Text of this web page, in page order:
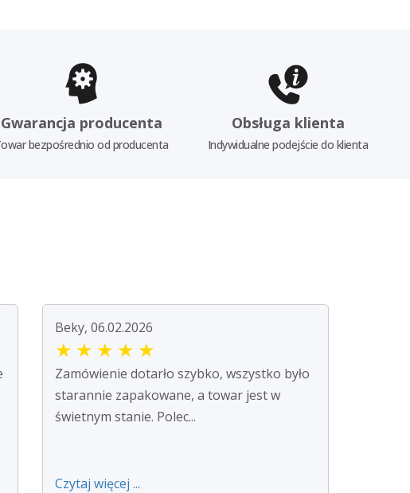
Gwarancja producenta
bezpośrednio od producenta
Obsługa klienta
Indywidualne podejście do klienta
Beky, 06.02.2026
★ ★ ★ ★ ★
Zamówienie dotarło szybko, wszystko było
starannie zapakowane, a towar jest w
świetnym stanie. Polec...
Czytaj więcej ...